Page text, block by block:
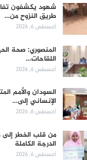
طريق النزوح من…
أغسطس 6, 2026
المنصوري: صحة
اللقاحات…
أغسطس 6, 2026
السودان والأمم
الإنساني إلى…
أغسطس 6, 2026
من قلب الخطر إلى
الدرجة الكاملة
أغسطس 6, 2026